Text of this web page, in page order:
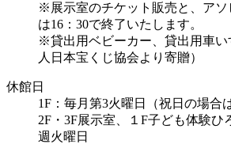
※展示室のチケット販売と、ア
は16：30で終了いたします。
※貸出用ベビーカー、貸出用車
人日本宝くじ協会より寄贈）
休館日
1F：毎月第3火曜日（祝日の場合
2F・3F展示室、１F子ども体験ひ
週火曜日